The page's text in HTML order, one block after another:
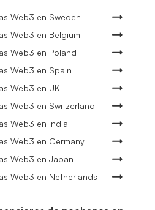
Web3 en Sweden
Web3 en Belgium
Web3 en Poland
Web3 en Spain
Web3 en UK
Web3 en Switzerland
Web3 en India
Web3 en Germany
Web3 en Japan
Web3 en Netherlands